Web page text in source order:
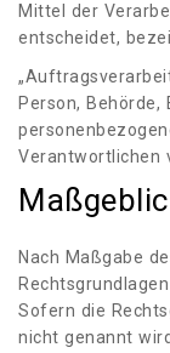
Mittel der
entscheidet,
Person,
Verantwortlichen
Nach Maßgabe
Sofern die
nicht genannt